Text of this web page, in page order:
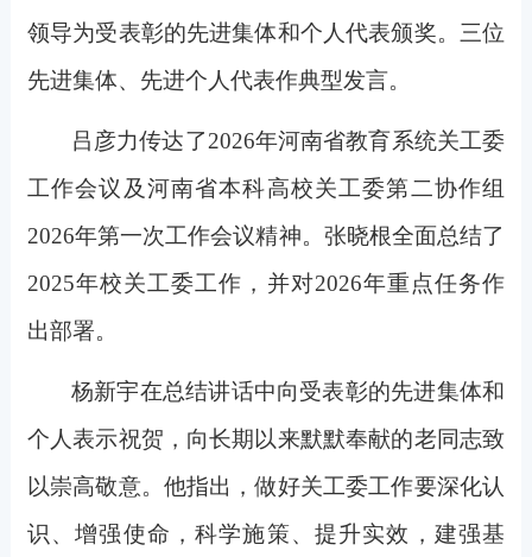
领导为受表彰的先进集体和个人代表颁奖。三位
先进集体、先进个人代表作典型发言。
吕彦力传达了2026年河南省教育系统关工委
工作会议及河南省本科高校关工委第二协作组
2026年第一次工作会议精神。张晓根全面总结了
2025年校关工委工作，并对2026年重点任务作
出部署。
杨新宇在总结讲话中向受表彰的先进集体和
个人表示祝贺，向长期以来默默奉献的老同志致
以崇高敬意。他指出，做好关工委工作要深化认
识、增强使命，科学施策、提升实效，建强基